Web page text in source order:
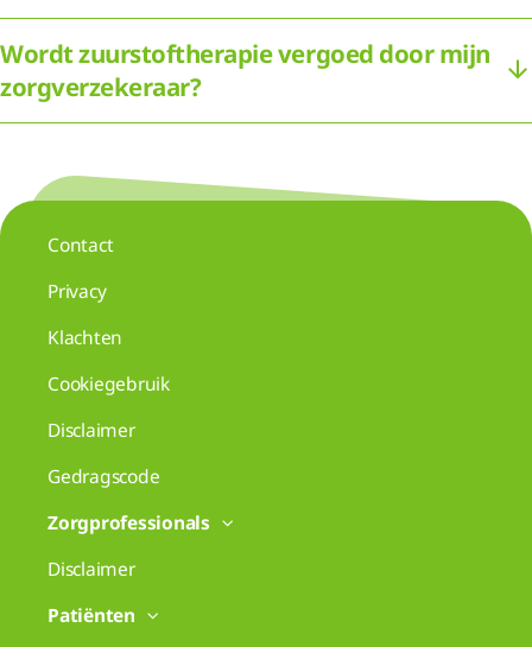
Wordt zuurstoftherapie vergoed door mijn
zorgverzekeraar?
Contact
Privacy
Klachten
Cookiegebruik
Disclaimer
Gedragscode
Zorgprofessionals
Disclaimer
Patiënten